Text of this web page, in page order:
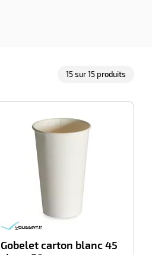
15sur15 produits
Gobelet carton blanc 45